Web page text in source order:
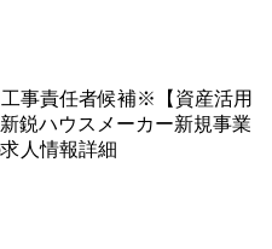
事責任者候補※【資産活用
鋭ハウスメーカー新規事業
人情報詳細